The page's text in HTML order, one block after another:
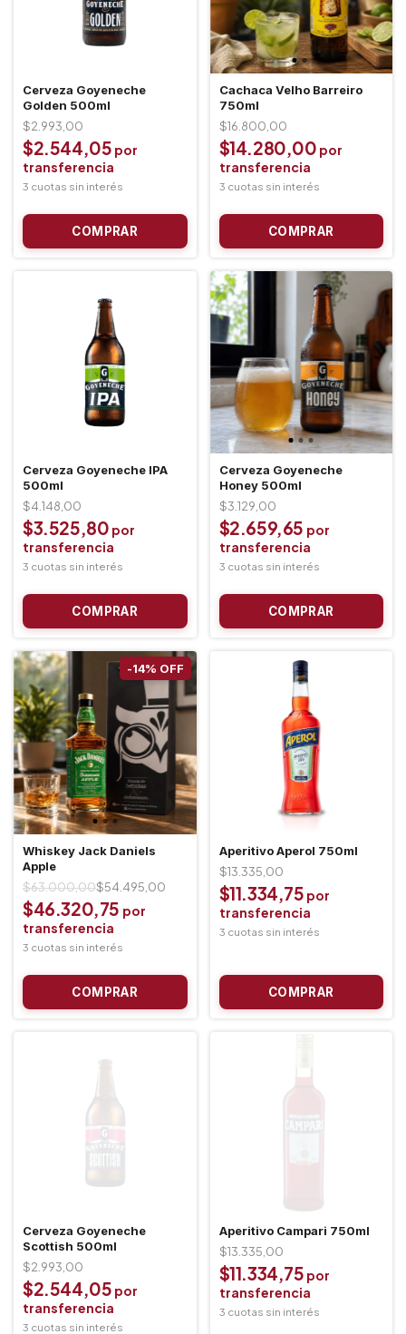
Cerveza Goyeneche
Golden 500ml
$2.993,00
$2.544,05
Cachaca Velho Barreiro
750ml
$16.800,00
$14.280,00
Cerveza Goyeneche IPA
500ml
$4.148,00
$3.525,80
Cerveza Goyeneche
Honey 500ml
$3.129,00
$2.659,65
Whiskey Jack Daniels
Apple
-14% OFF
$54.495,00
$63.000,00
$46.320,75
Aperitivo Aperol 750ml
$13.335,00
$11.334,75
Cerveza Goyeneche
Scottish 500ml
$2.993,00
$2.544,05
Aperitivo Campari 750ml
$13.335,00
$11.334,75